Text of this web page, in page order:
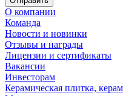
О компании
Команда
Новости и новинки
Отзывы и награды
Лицензии и сертификаты
Вакансии
Инвесторам
Керамическая плитка,